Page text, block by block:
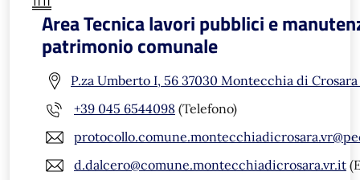
Area Tecnica lavori pubblici e
patrimonio comunale
P.za Umberto I, 56 37030 Montecchia di Crosara
+39 045 6544098 (Telefono)
d.dalcero@comune.montecchiadicrosara.vr.it